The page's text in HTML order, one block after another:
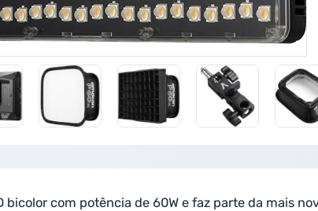
bicolor com potência de 60W e faz parte da mais